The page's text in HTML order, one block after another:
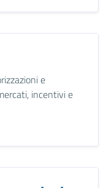
e
incentivi e